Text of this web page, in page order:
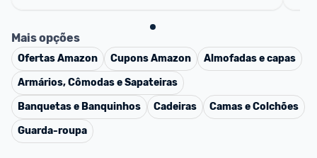
Mais opções
OfertasAmazon CuponsAmazon
Almofadas e capas
Armários, Cômodas e Sapateiras
Banquetas e Banquinhos
Cadeiras
Camas e Colchões
Guarda-roupa